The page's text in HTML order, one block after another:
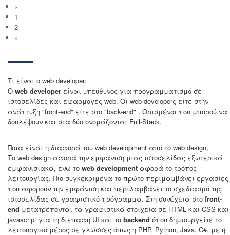
«
1
2
»
Τι είναι o web developer;
O web developer είναι υπεύθυνος για προγραμματισμό σε
ιστοσελίδες και εφαρμογές web. Οι web developerς είτε στην
ανάπτυξη "front-end" είτε στο "back-end" . Ορισμένοι που μπορού να
δουλέψουν και στα δύο ονομάζονται Full-Stack.
Ποια είναι η διαφορά του web development από το web design;
Τo web design αφορά την εμφάνιση μιας ιστοσελίδας εξωτερικά
εμφανισιακά, ενώ το web development αφορά το τρόπος
λειτουργίας. Πιο συγκεκριμένα το πρώτο περιμαμβάνει εργασίες
που αφορούν την εμφάνιση και περιλαμβάνει το σχεδιασμό της
ιστοσελίδας σε γραφιστικό πρόγραμμα. Στη συνέχεια στο front-
end μετατρέπονται τα γραφιστικά στοιχεία σε HTML και CSS και
javascript για τη διεπαφή UI και το backend όπου δημιουργείτε το
λειτουργικό μέρος σε γλώσσες όπως η PHP, Python, Java, C#, με ή